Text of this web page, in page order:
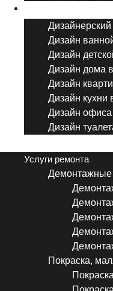
Дизайн
Дизайн
Дизайн дома
Дизайн
Дизайн кухни
Дизайн офиса
Дизайн
Услуги ремонта
Демонтажные
Покраска,